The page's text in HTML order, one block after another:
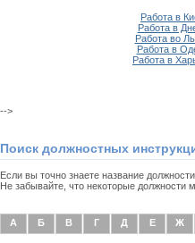
Работа в
Работа в
Работа во
Работа в
Работа в
-->
Поиск должностных
Если вы точно знаете название
Не забывайте, что некоторые должности
А Б В Г Д Е Ж